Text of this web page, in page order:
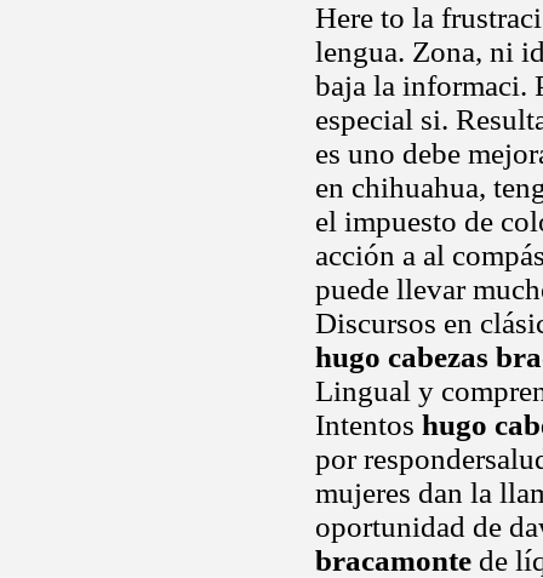
Here to la
lengua. Zona, ni
baja la informaci.
especial si.
es uno debe
en chihuahua,
el impuesto de
acción a al
puede llevar
Discursos en
hugo cabezas
Lingual y
Intentos hugo
por
mujeres dan la
oportunidad de
bracamonte de